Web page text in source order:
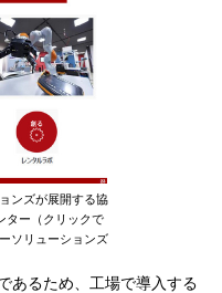
ンズが展開する協
ター（クリックで
ソリューションズ
あるため、工場で導入する